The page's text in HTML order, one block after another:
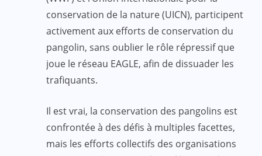
conservation de la nature (UICN), participent
activement aux efforts de conservation du
pangolin, sans oublier le rôle répressif que
joue le réseau EAGLE, afin de dissuader les
trafiquants.
Il est vrai, la conservation des pangolins est
confrontée à des défis à multiples facettes,
mais les efforts collectifs des organisations